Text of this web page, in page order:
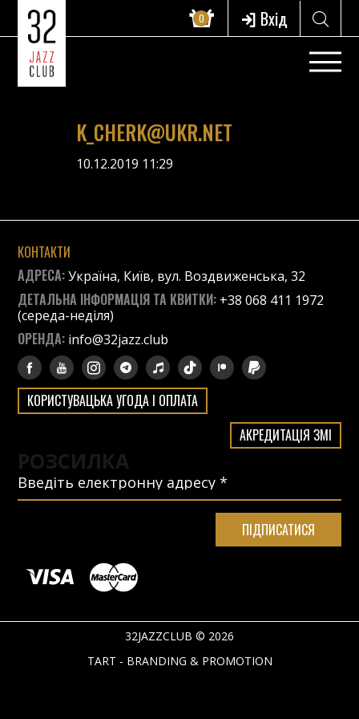
0 Вхід
K_CHERK@UKR.NET
10.12.2019 11:29
КОНТАКТИ
АДРЕСА:Україна, Київ, вул. Воздвиженська, 32
ДЕТАЛЬНА ІНФОРМАЦІЯ ТА КВИТКИ: +38 068 411 1972
(середа-неділя)
ОРЕНДА: info@32jazz.club
КОРИСТУВАЦЬКА УГОДА І ОПЛАТА
АКРЕДИТАЦІЯ ЗМІ
РОЗСИЛКА
32JAZZCLUB © 2026
TART - BRANDING & PROMOTION